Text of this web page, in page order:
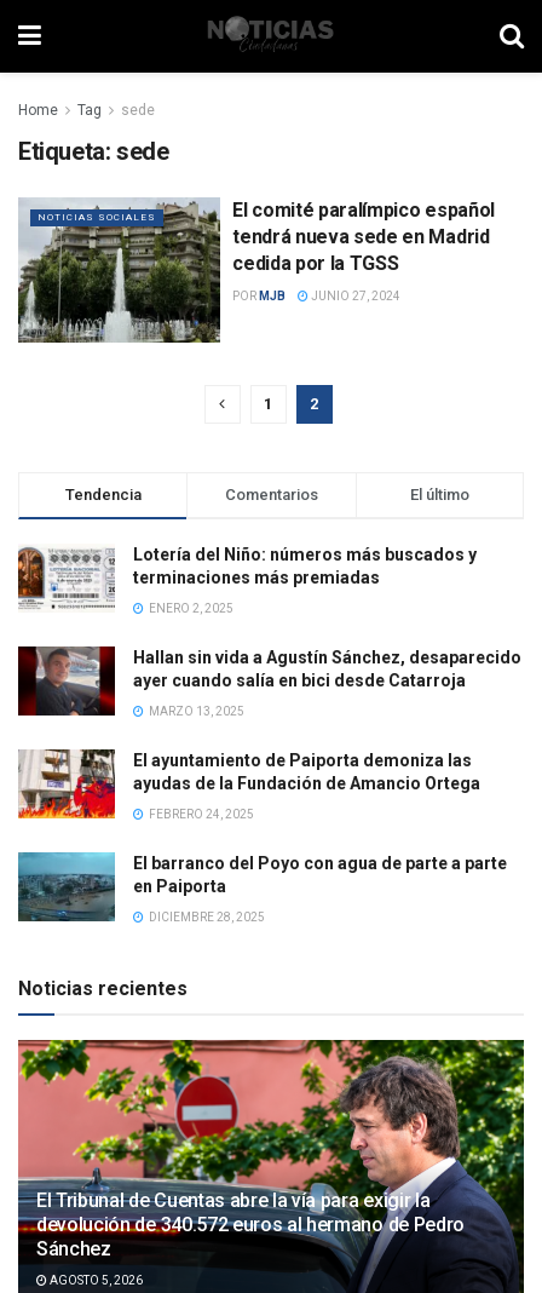
Home Tag sede
Etiqueta: sede
NOTICIAS SOCIALES
El comité paralímpico español
tendrá nueva sede en Madrid
cedida por la TGSS
POR MJB JUNIO 27, 2024
1 2
Tendencia Comentarios El último
Lotería del Niño: números más buscados y
terminaciones más premiadas
ENERO 2, 2025
Hallan sin vida a Agustín Sánchez, desaparecido
ayer cuando salía en bici desde Catarroja
MARZO 13, 2025
El ayuntamiento de Paiporta demoniza las
ayudas de la Fundación de Amancio Ortega
FEBRERO 24, 2025
El barranco del Poyo con agua de parte a parte
en Paiporta
DICIEMBRE 28, 2025
Noticias recientes
El Tribunal de Cuentas abre la vía para exigir la
devolución de 340.572 euros al hermano de Pedro
Sánchez
AGOSTO 5, 2026